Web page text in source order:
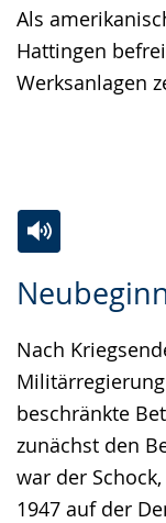
Als
Hattingen
Werksanlagen
Nach
beschränkte
zunächst den
war der
1947 auf der
Leichten
wechseln.
Audio-
Video
Deutscher
wird
angezeigt.